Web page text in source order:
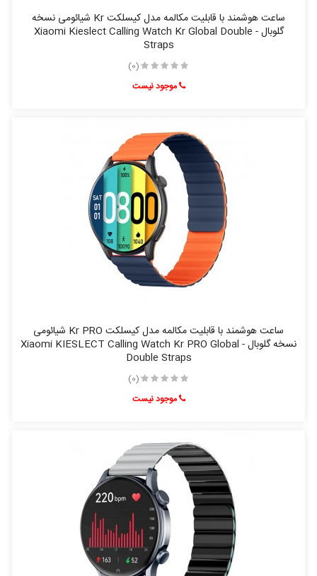
ساعت هوشمند با قابلیت مکالمه مدل کیسلکت Kr شیائومی نسخه
گلوبال - Xiaomi Kieslect Calling Watch Kr Global Double
Straps
(0)
موجود نیست
ساعت هوشمند با قابلیت مکالمه مدل کیسلکت Kr PRO شیائومی
نسخه گلوبال - Xiaomi KIESLECT Calling Watch Kr PRO Global
Double Straps
(0)
موجود نیست